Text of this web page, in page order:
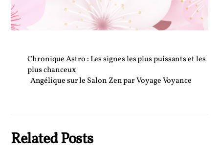
Chronique Astro : Les signes les plus puissants et les
plus chanceux
Angélique sur le Salon Zen par Voyage Voyance
Related Posts